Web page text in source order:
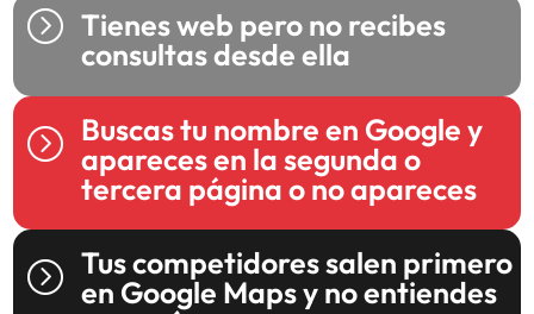
= Tienes web pero no recibes
consultas desde ella
= Buscas tu nombre en Google y
apareces en la segunda o
tercera página o no apareces
= Tus competidores salen primero
en Google Maps y no entiendes